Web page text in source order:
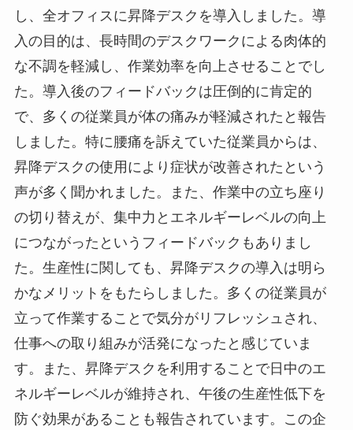
し、全オフィスに昇降デスクを導入しました。導
入の目的は、長時間のデスクワークによる肉体的
な不調を軽減し、作業効率を向上させることでし
た。導入後のフィードバックは圧倒的に肯定的
で、多くの従業員が体の痛みが軽減されたと報告
しました。特に腰痛を訴えていた従業員からは、
昇降デスクの使用により症状が改善されたという
声が多く聞かれました。また、作業中の立ち座り
の切り替えが、集中力とエネルギーレベルの向上
につながったというフィードバックもありまし
た。生産性に関しても、昇降デスクの導入は明ら
かなメリットをもたらしました。多くの従業員が
立って作業することで気分がリフレッシュされ、
仕事への取り組みが活発になったと感じていま
す。また、昇降デスクを利用することで日中のエ
ネルギーレベルが維持され、午後の生産性低下を
防ぐ効果があることも報告されています。この企